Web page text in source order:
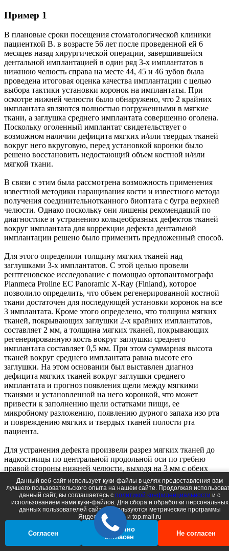
Пример 1
В плановые сроки посещения стоматологической клиники
пациенткой В. в возрасте 56 лет после проведенной ей 6
месяцев назад хирургической операции, завершившейся
дентальной имплантацией в один ряд 3-х имплантатов в
нижнюю челюсть справа на месте 44, 45 и 46 зубов была
проведена итоговая оценка качества имплантации с целью
выбора тактики установки коронок на имплантаты. При
осмотре нижней челюсти было обнаружено, что 2 крайних
имплантата являются полностью погруженными в мягкие
ткани, а заглушка среднего имплантата совершенно оголена.
Поскольку оголенный имплантат свидетельствует о
возможном наличии дефицита мягких и/или твердых тканей
вокруг него вкруговую, перед установкой коронки было
решено восстановить недостающий объем костной и/или
мягкой ткани.
В связи с этим была рассмотрена возможность применения
известной методики наращивания кости и известного метода
получения соединительнотканного биоптата с бугра верхней
челюсти. Однако поскольку они лишены рекомендаций по
диагностике и устранению кольцеобразных дефектов тканей
вокруг имплантата для коррекции дефекта дентальной
имплантации решено было применить предложенный способ.
Для этого определили толщину мягких тканей над
заглушками 3-х имплантатов. С этой целью провели
рентгеновское исследование с помощью ортопантомографа
Planmeca Proline EC Panoramic X-Ray (Finland), которое
позволило определить, что объем регенерированной костной
ткани достаточен для последующей установки коронок на все
3 имплантата. Кроме этого определено, что толщина мягких
тканей, покрывающих заглушки 2-х крайних имплантатов,
составляет 2 мм, а толщина мягких тканей, покрывающих
регенерированную кость вокруг заглушки среднего
имплантата составляет 0,5 мм. При этом суммарная высота
тканей вокруг среднего имплантата равна высоте его
заглушки. На этом основании был выставлен диагноз
дефицита мягких тканей вокруг заглушки среднего
имплантата и прогноз появления щели между мягкими
тканями и установленной на него коронкой, что может
привести к заполнению щели остатками пищи, ее
микробному разложению, появлению дурного запаха изо рта
и повреждению мягких и твердых тканей полости рта
пациента.
Для устранения дефекта произвели разрез мягких тканей до
надкостницы по центральной продольной оси по гребню
правой стороны нижней челюсти, выходя на 3 мм с обеих
сторон от среднего имплантата. Измерили диаметр
имплантата, который оказался равен 4,3 мм. Поскольку все
имплантаты были установлены с правой стороны челюсти,
определили, что пациентке именно правой стороной челюсти
противопоказано жевать пищу. В связи с этим выбрали на
правой стороне верхней челюсти место для забора биоптата,
после чего в стерильных условиях с помощью
скальпеледержателя с установленными двумя лезвиями
Данный веб-сайт использует куки-файлы в целях предоставления вам
лучшего пользовательского опыта на нашем сайте. Продолжая
данный сайт, вы соглашаетесь c политикой конфиденциальности и с
использованием нами куки-файлов. Для сбора и обработки персональных
данных пользователей сайта используются метрические программы
Яндеск.Метрика и top.mail.ru
Согласен
Частично
согласен
Не согласен